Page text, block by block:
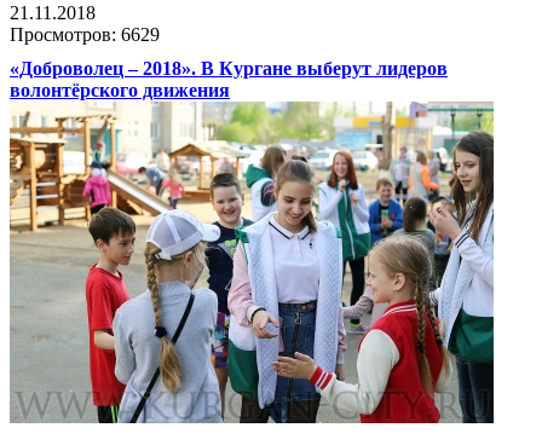
21.11.2018
Просмотров: 6629
«Доброволец – 2018». В Кургане выберут лидеров
волонтёрского движения